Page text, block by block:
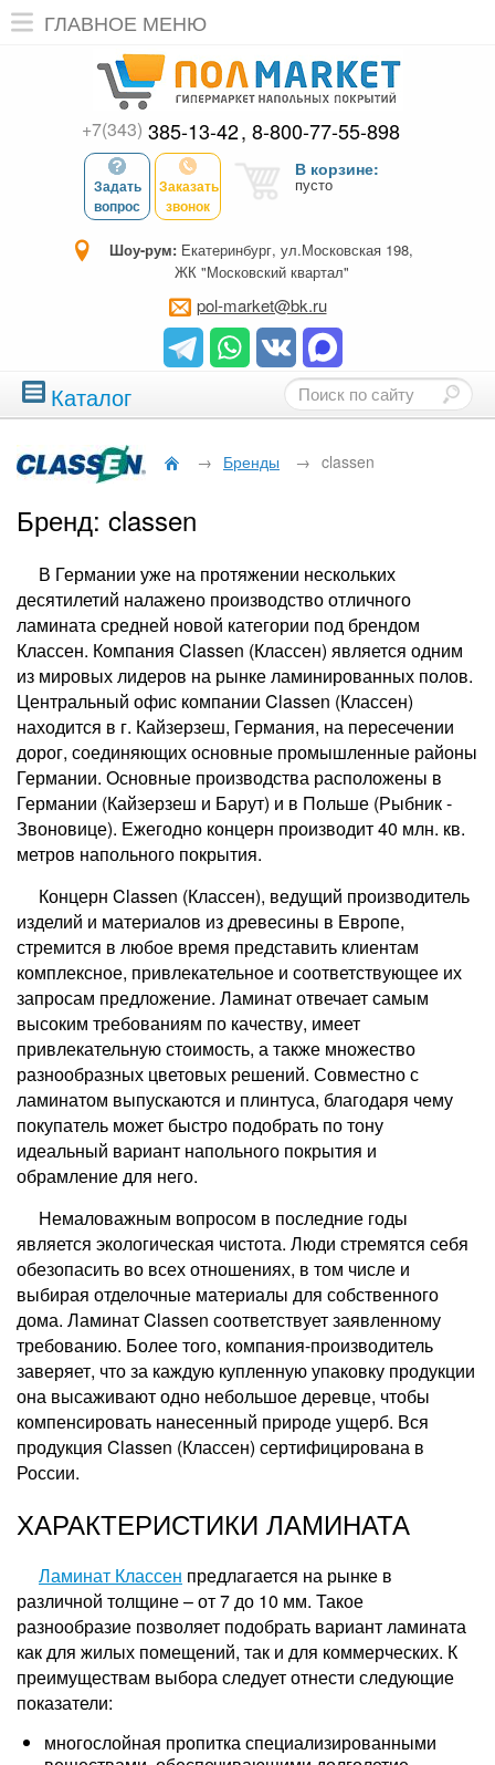
ГЛАВНОЕ МЕНЮ
+7(343) 385-13-42 8-800-77-55-898
Задать
вопрос
Заказать
звонок
В корзине:
пусто
Шоу-рум: Екатеринбург, ул.Московская 198,
ЖК "Московский квартал"
pol-market@bk.ru
Каталог
→ Бренды → classen
Бренд: classen
В Германии уже на протяжении нескольких
десятилетий налажено производство отличного
ламината средней новой категории под брендом
Классен. Компания Classen (Классен) является одним
из мировых лидеров на рынке ламинированных полов.
Центральный офис компании Classen (Классен)
находится в г. Кайзерзеш, Германия, на пересечении
дорог, соединяющих основные промышленные районы
Германии. Основные производства расположены в
Германии (Кайзерзеш и Барут) и в Польше (Рыбник -
Звоновице). Ежегодно концерн производит 40 млн. кв.
метров напольного покрытия.
Концерн Classen (Классен), ведущий производитель
изделий и материалов из древесины в Европе,
стремится в любое время представить клиентам
комплексное, привлекательное и соответствующее их
запросам предложение. Ламинат отвечает самым
высоким требованиям по качеству, имеет
привлекательную стоимость, а также множество
разнообразных цветовых решений. Совместно с
ламинатом выпускаются и плинтуса, благодаря чему
покупатель может быстро подобрать по тону
идеальный вариант напольного покрытия и
обрамление для него.
Немаловажным вопросом в последние годы
является экологическая чистота. Люди стремятся себя
обезопасить во всех отношениях, в том числе и
выбирая отделочные материалы для собственного
дома. Ламинат Classen соответствует заявленному
требованию. Более того, компания-производитель
заверяет, что за каждую купленную упаковку продукции
она высаживают одно небольшое деревце, чтобы
компенсировать нанесенный природе ущерб. Вся
продукция Classen (Классен) сертифицирована в
России.
ХАРАКТЕРИСТИКИ ЛАМИНАТА
Ламинат Классен предлагается на рынке в
различной толщине – от 7 до 10 мм. Такое
разнообразие позволяет подобрать вариант ламината
как для жилых помещений, так и для коммерческих. К
преимуществам выбора следует отнести следующие
показатели:
многослойная пропитка специализированными